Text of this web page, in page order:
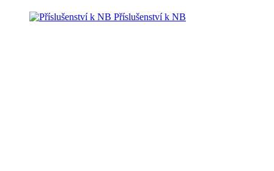
Příslušenství k NB